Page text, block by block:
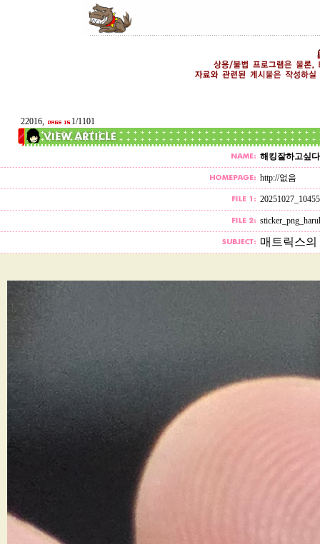
22016, 1/1101
해킹잘하고싶다
http://없음